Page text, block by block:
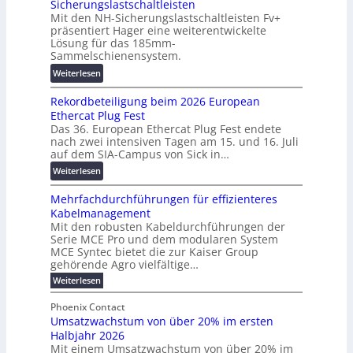
l
e
T
r
a
n
s
p
a
r
e
n
z
u
:
F
o
r
s
h
u
n
g
s
f
r
d
e
r
u
g
b
r
a
u
l
t
a
-
X
2
0
2
7
w
i
r
d
z
u
m
E
n
e
r
g
u
b
Sicherungslastschaltleisten
Mit den NH-Sicherungslastschaltleisten Fv+
präsentiert Hager eine weiterentwickelte
Lösung für das 185mm-
Sammelschienensystem.
Weiterlesen:
W
e
i
t
e
r
e
n
t
w
i
c
k
e
l
e
N
H
Rekordbeteiligung beim 2026 European
Ethercat Plug Fest
Das 36. European Ethercat Plug Fest endete
nach zwei intensiven Tagen am 15. und 16. Juli
auf dem SIA-Campus von Sick in…
Weiterlesen:
R
e
k
o
r
d
b
e
e
i
l
Mehrfachdurchführungen für effizienteres
Kabelmanagement
Mit den robusten Kabeldurchführungen der
Serie MCE Pro und dem modularen System
MCE Syntec bietet die zur Kaiser Group
gehörende Agro vielfältige…
Weiterlesen:
M
h
r
f
a
Phoenix Contact
Umsatzwachstum von über 20% im ersten
Halbjahr 2026
Mit einem Umsatzwachstum von über 20% im